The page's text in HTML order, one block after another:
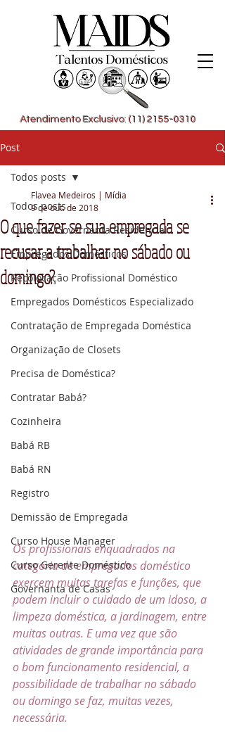
Atendimento Exclusivo: (11) 2155-0310
Post
Todos posts
Curso de Governanta Residencial
Empregados Domésticos
Recolocação Profissional Doméstico
Empregados Domésticos Especializado
Contratação de Empregada Doméstica
Organização de Closets
Precisa de Doméstica?
Contratar Babá?
Cozinheira
Babá RB
Babá RN
Registro
Demissão de Empregada
Curso House Manager
Curso Gerente Doméstico
Governanta de Casas
Todos posts
O que fazer se sua empregada se
recusar a trabalhar no sábado ou
domingo?
Flavea Medeiros | Mídia
9 de out. de 2018
Os profissionais enquadrados na
categoria de empregados doméstico
exercem muitas tarefas e funções, que
podem incluir o cuidado de um idoso, a
limpeza doméstica, a jardinagem, entre
muitas outras. E uma vez que são
atividades de grande importância para
o bom funcionamento residencial, a
possibilidade de trabalhar no sábado
ou domingo se faz, muitas vezes,
necessária.